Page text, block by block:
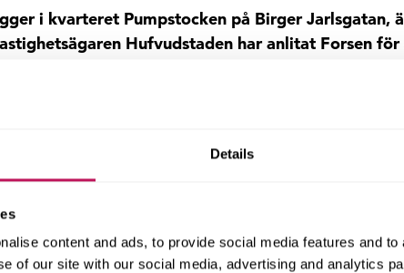
Details
content and ads, to provide social media features and
of our site with our social media, advertising and analytics
i kvarteret Pumpstocken på Birger Jarlsgatan,
Hufvudstaden har anlitat Forsen
fasaden.
blir att byta ut gamla bärande stenpelare mot
ska bytas ut. Stenen kommer från Öland
av mycket skickliga stenhuggare. Samma
där vi sköter byggledningen, säger Samantha
det ska balkongerna repareras och höjas, hela
ny färg.
och Fritiof Ekman och stod färdigt 1900. Man